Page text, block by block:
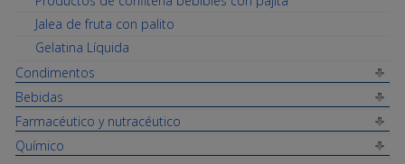
Jalea de fruta con palito
Gelatina Líquida
Condimentos
Bebidas
Farmacéutico y nutracéutico
Químico